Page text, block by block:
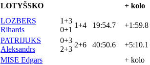
LOTYŠSKO + kolo
LOZBERS
Rihards
1+3
0+1
1+4 19:54.7 +1:59.8
PATRIJUKS
Aleksandrs
0+3
2+3
2+6 40:50.6
+5:10.1
MISE Edgars
+ kolo